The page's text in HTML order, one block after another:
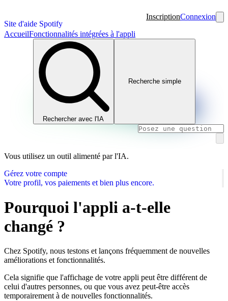
Site d'aide Spotify
InscriptionConnexion
AccueilFonctionnalités intégrées à l'appli
Rechercher avec l'IA
Recherche simple
Vous utilisez un outil alimenté par l'IA.
Gérez votre compte
Votre profil, vos paiements et bien plus encore.
Pourquoi l'appli a-t-elle
changé ?
Chez Spotify, nous testons et lançons fréquemment de nouvelles
améliorations et fonctionnalités.
Cela signifie que l'affichage de votre appli peut être différent de
celui d'autres personnes, ou que vous avez peut-être accès
temporairement à de nouvelles fonctionnalités.